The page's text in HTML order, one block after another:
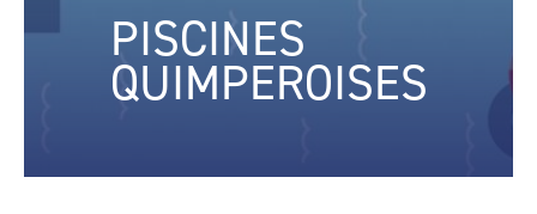
PISCINES
QUIMPEROISES